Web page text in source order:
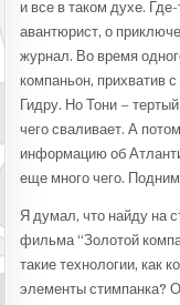
и все в таком духе.
авантюрист, о
журнал. Во время
компаньон, прихватив
Гидру. Но Тони –
чего сваливает. А
информацию об
еще много чего.
Я думал, что найду на
фильма “Золотой
такие технологии, как
элементы стимпанка?